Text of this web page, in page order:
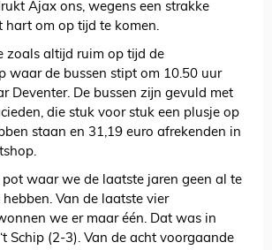
Ajax ons, wegens een strakke
hart om op tijd te komen.
zoals altijd ruim op tijd de
waar de bussen stipt om 10.50 uur
Deventer. De bussen zijn gevuld met
die stuk voor stuk een plusje op
staan en 31,19 euro afrekenden in
pot waar we de laatste jaren geen al te
hebben. Van de laatste vier
we er maar één. Dat was in
Schip (2-3). Van de acht voorgaande